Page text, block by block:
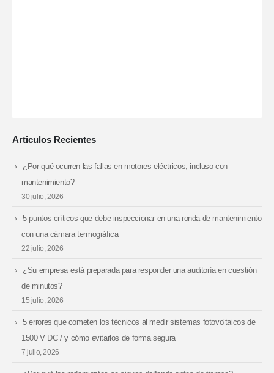
Articulos Recientes
¿Por qué ocurren las fallas en motores eléctricos, incluso con
mantenimiento?
30 julio, 2026
5 puntos críticos que debe inspeccionar en una ronda de mantenimiento
con una cámara termográfica
22 julio, 2026
¿Su empresa está preparada para responder una auditoría en cuestión
de minutos?
15 julio, 2026
5 errores que cometen los técnicos al medir sistemas fotovoltaicos de
1500 V DC / y cómo evitarlos de forma segura
7 julio, 2026